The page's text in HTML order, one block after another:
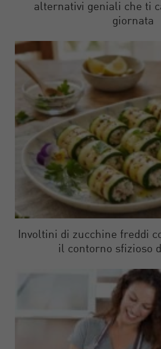
alternativi geniali che ti
giornata
Involtini di zucchine freddi
il contorno sfizioso